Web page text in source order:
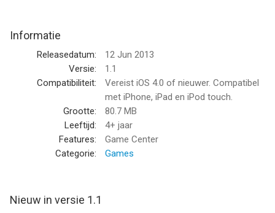
Informatie
Releasedatum:
12 Jun 2013
Versie:
1.1
Compatibiliteit:
Vereist iOS 4.0 of nieuwer. Compatibel
met iPhone, iPad en iPod touch.
Grootte:
80.7 MB
Leeftijd:
4+ jaar
Features:
Game Center
Categorie:
Games
Nieuw in versie 1.1